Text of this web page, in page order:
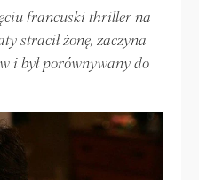
francuski thriller na
stracił żonę, zaczyna
i był porównywany do